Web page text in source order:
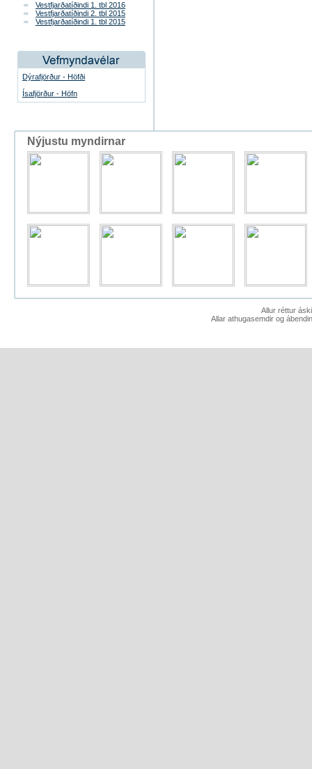
Vestfjarðatíðindi 1. tbl 2016
Vestfjarðatíðindi 2. tbl 2015
Vestfjarðatíðindi 1. tbl 2015
Dýrafjörður - Höfði
Ísafjörður - Höfn
Nýjustu myndirnar
Allur réttur
Allar athugasemdir og